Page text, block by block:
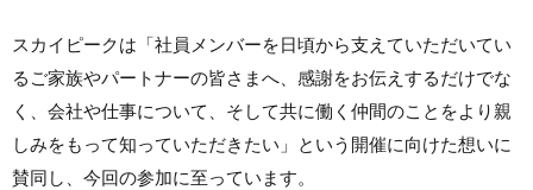
スカイピークは「社員メンバーを日頃から支えていただいてい
るご家族やパートナーの皆さまへ、感謝をお伝えするだけでな
く、会社や仕事について、そして共に働く仲間のことをより親
しみをもって知っていただきたい」という開催に向けた想いに
賛同し、今回の参加に至っています。